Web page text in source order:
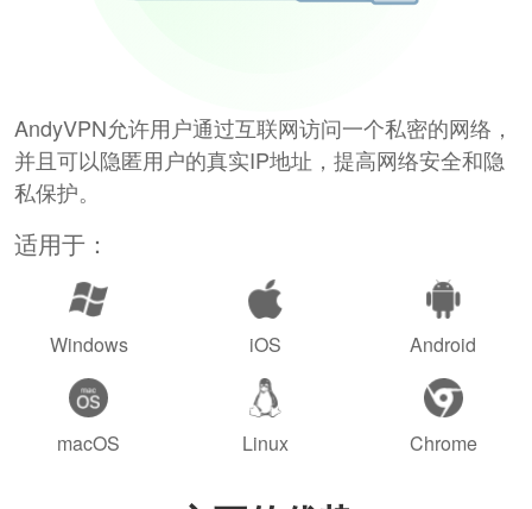
AndyVPN允许用户通过互联网访问一个私密的网络，
并且可以隐匿用户的真实IP地址，提高网络安全和隐
私保护。
适用于：
Windows iOS Android
macOS Linux Chrome